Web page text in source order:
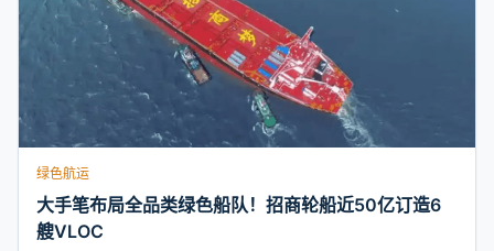
绿色航运
大手笔布局全品类绿色船队！招商轮船近50亿订造6
艘VLOC